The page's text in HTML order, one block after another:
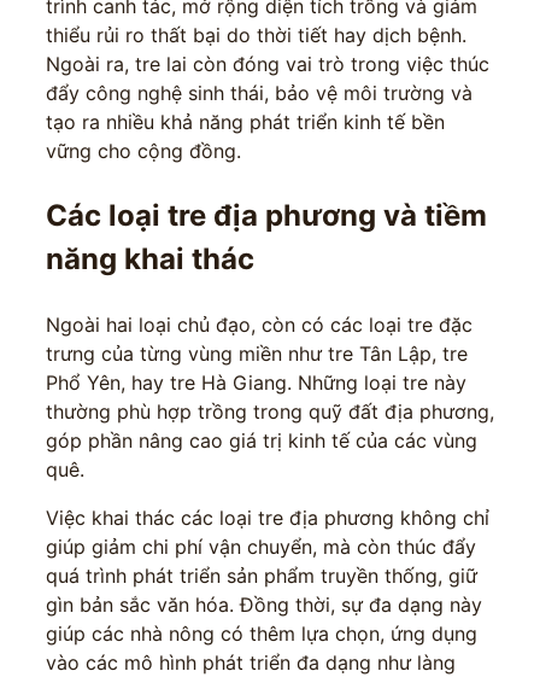
trình canh tác, mở rộng diện tích trồng và giảm
thiểu rủi ro thất bại do thời tiết hay dịch bệnh.
Ngoài ra, tre lai còn đóng vai trò trong việc thúc
đẩy công nghệ sinh thái, bảo vệ môi trường và
tạo ra nhiều khả năng phát triển kinh tế bền
vững cho cộng đồng.
Các loại tre địa phương và tiềm
năng khai thác
Ngoài hai loại chủ đạo, còn có các loại tre đặc
trưng của từng vùng miền như tre Tân Lập, tre
Phổ Yên, hay tre Hà Giang. Những loại tre này
thường phù hợp trồng trong quỹ đất địa phương,
góp phần nâng cao giá trị kinh tế của các vùng
quê.
Việc khai thác các loại tre địa phương không chỉ
giúp giảm chi phí vận chuyển, mà còn thúc đẩy
quá trình phát triển sản phẩm truyền thống, giữ
gìn bản sắc văn hóa. Đồng thời, sự đa dạng này
giúp các nhà nông có thêm lựa chọn, ứng dụng
vào các mô hình phát triển đa dạng như làng